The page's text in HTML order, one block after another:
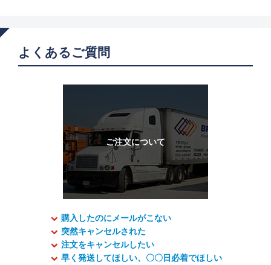
よくあるご質問
購入したのにメールがこない
突然キャンセルされた
注文をキャンセルしたい
早く発送してほしい、〇〇日必着でほしい